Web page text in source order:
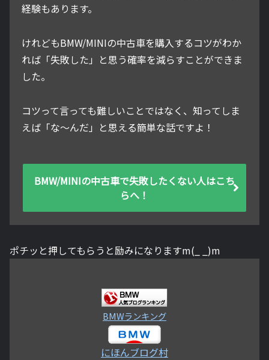
経験もあります。
けれどもBMW/MINIの中古車を購入するコツがわか
れば「失敗した」と思う確率を減らすことができま
した。
コツって言っても難しいことではなく、知ってしま
えば「な～んだ」と思える簡単な話ですよ！
BMW/MINIの中古車で失敗したくない人はこち
らへ！
ポチッと押してもらうと励みになりますm(_ _)m
BMWランキング
にほんブログ村